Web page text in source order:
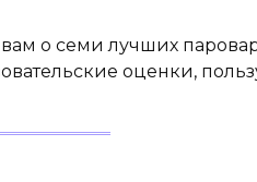
о семи лучших
оценки,